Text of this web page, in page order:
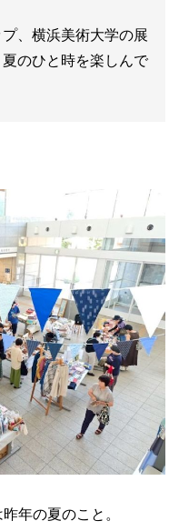
、横浜美術大学の展
のひと時を楽しんで
年の夏のこと。